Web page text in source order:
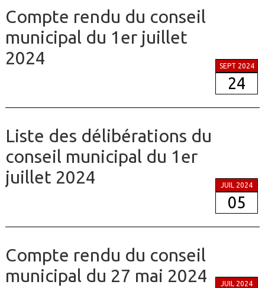
Compte rendu du conseil
municipal du 1er juillet
2024
SEPT 2024
24
Liste des délibérations du
conseil municipal du 1er
juillet 2024
JUIL 2024
05
Compte rendu du conseil
municipal du 27 mai 2024
JUIL 2024